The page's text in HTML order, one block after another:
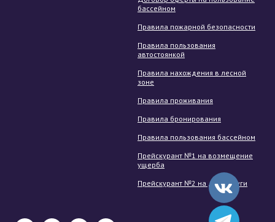
бассейном
Правила пожарной безопасности
Правила пользования
автостоянкой
Правила нахождения в лесной
зоне
Правила проживания
Правила бронирования
Правила пользования бассейном
Прейскурант №1 на возмещение
ущерба
Прейскурант №2 на доп. услуги